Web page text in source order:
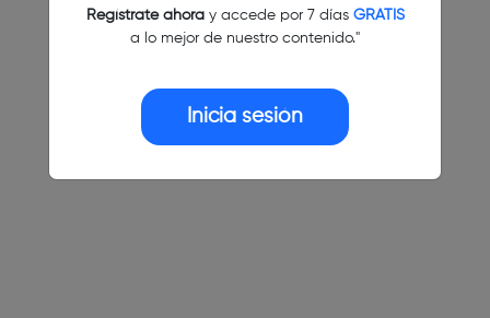
Regístrate ahoray accede por 7 días GRATIS
a lo mejor de nuestro contenido."
Inicia sesión